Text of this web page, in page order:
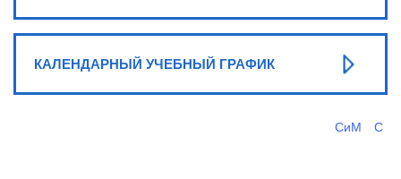
КАЛЕНДАРНЫЙ УЧЕБНЫЙ ГРАФИК
СиМ С